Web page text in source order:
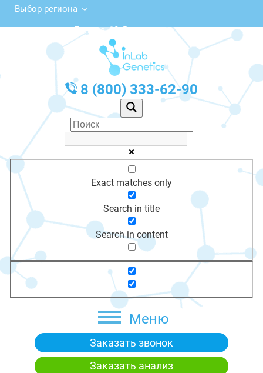
Выбор региона
ул. Ленина, 10, Верхотурье
с 10:00 до 20:00
График работы: Пн-Пт с 10:00 до 20:00
8 (800) 333-62-90
Exact matches only
Search in title
Search in content
Меню
Заказать звонок
Заказать анализ